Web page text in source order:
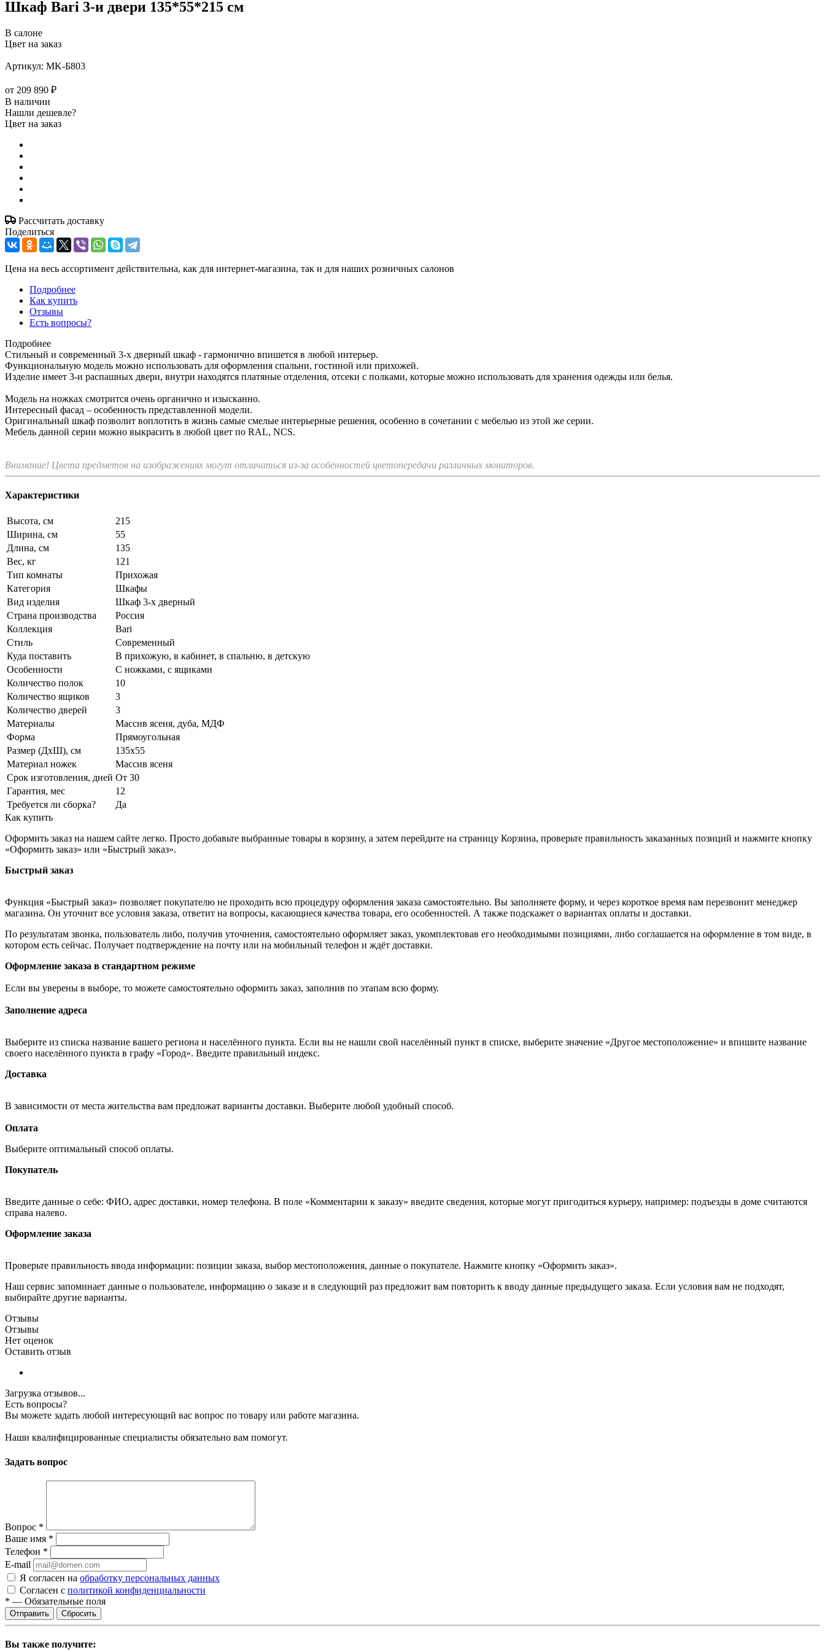
Шкаф Bari 3-и двери 135*55*215 см
В салоне
Цвет на заказ
Артикул: MK-Б803
от 209 890 ₽
В наличии
Нашли дешевле?
Цвет на заказ
Рассчитать доставку
Поделиться
Цена на весь ассортимент действительна, как для интернет-магазина, так и для наших розничных салонов
Подробнее
Как купить
Отзывы
Есть вопросы?
Подробнее
Стильный и современный 3-х дверный шкаф - гармонично впишется в любой интерьер.
Функциональную модель можно использовать для оформления спальни, гостиной или прихожей.
Изделие имеет 3-и распашных двери, внутри находятся платяные отделения, отсеки с полками, которые можно использовать для хранения одежды или белья.
Модель на ножках смотрится очень органично и изысканно.
Интересный фасад – особенность представленной модели.
Оригинальный шкаф позволит воплотить в жизнь самые смелые интерьерные решения, особенно в сочетании с мебелью из этой же серии.
Мебель данной серии можно выкрасить в любой цвет по RAL, NCS.
Внимание! Цвета предметов на изображениях могут отличаться из-за особенностей цветопередачи различных мониторов.
Характеристики
Высота, см
215
Ширина, см
55
Длина, см
135
Вес, кг
121
Тип комнаты
Прихожая
Категория
Шкафы
Вид изделия
Шкаф 3-х дверный
Страна производства
Россия
Коллекция
Bari
Стиль
Современный
Куда поставить
В прихожую, в кабинет, в спальню, в детскую
Особенности
С ножками, с ящиками
Количество полок
10
Количество ящиков
3
Количество дверей
3
Материалы
Массив ясеня, дуба, МДФ
Форма
Прямоугольная
Размер (ДхШ), см
135х55
Материал ножек
Массив ясеня
Срок изготовления, дней От 30
Гарантия, мес
12
Требуется ли сборка?
Да
Как купить
Оформить заказ на нашем сайте легко. Просто добавьте выбранные товары в корзину, а затем перейдите на страницу Корзина, проверьте правильность заказанных позиций и нажмите кнопку
«Оформить заказ» или «Быстрый заказ».
Быстрый заказ
Функция «Быстрый заказ» позволяет покупателю не проходить всю процедуру оформления заказа самостоятельно. Вы заполняете форму, и через короткое время вам перезвонит менеджер
магазина. Он уточнит все условия заказа, ответит на вопросы, касающиеся качества товара, его особенностей. А также подскажет о вариантах оплаты и доставки.
По результатам звонка, пользователь либо, получив уточнения, самостоятельно оформляет заказ, укомплектовав его необходимыми позициями, либо соглашается на оформление в том виде, в
котором есть сейчас. Получает подтверждение на почту или на мобильный телефон и ждёт доставки.
Оформление заказа в стандартном режиме
Если вы уверены в выборе, то можете самостоятельно оформить заказ, заполнив по этапам всю форму.
Заполнение адреса
Выберите из списка название вашего региона и населённого пункта. Если вы не нашли свой населённый пункт в списке, выберите значение «Другое местоположение» и впишите название
своего населённого пункта в графу «Город». Введите правильный индекс.
Доставка
В зависимости от места жительства вам предложат варианты доставки. Выберите любой удобный способ.
Оплата
Выберите оптимальный способ оплаты.
Покупатель
Введите данные о себе: ФИО, адрес доставки, номер телефона. В поле «Комментарии к заказу» введите сведения, которые могут пригодиться курьеру, например: подъезды в доме считаются
справа налево.
Оформление заказа
Проверьте правильность ввода информации: позиции заказа, выбор местоположения, данные о покупателе. Нажмите кнопку «Оформить заказ».
Наш сервис запоминает данные о пользователе, информацию о заказе и в следующий раз предложит вам повторить к вводу данные предыдущего заказа. Если условия вам не подходят,
выбирайте другие варианты.
Отзывы
Отзывы
Нет оценок
Оставить отзыв
Загрузка отзывов...
Есть вопросы?
Вы можете задать любой интересующий вас вопрос по товару или работе магазина.
Наши квалифицированные специалисты обязательно вам помогут.
Задать вопрос
Вопрос *
Ваше имя *
Телефон *
E-mail
Я согласен на обработку персональных данных
Согласен с политикой конфиденциальности
* — Обязательные поля
Сбросить
Вы также получите: